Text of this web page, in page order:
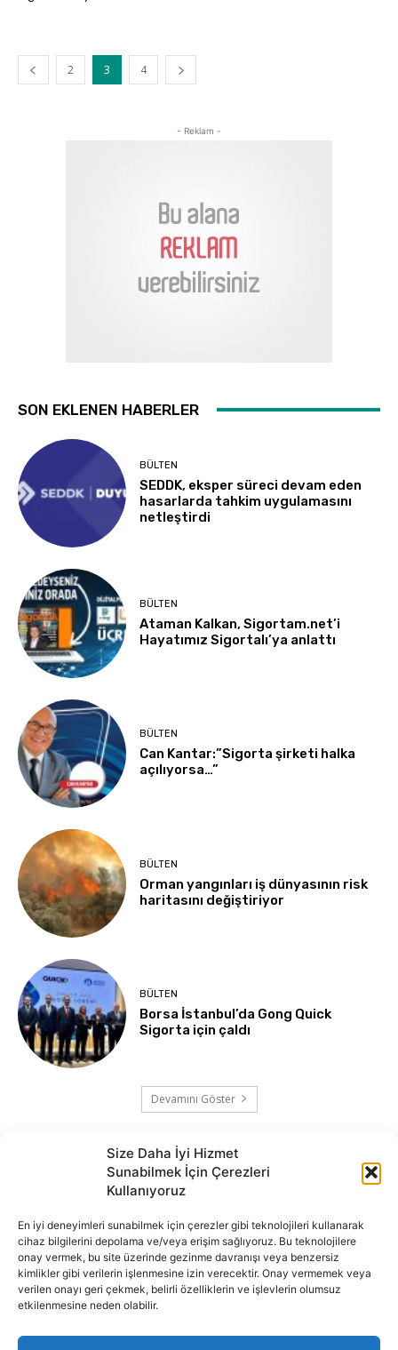
Size Daha İyi Hizmet
Sunabilmek İçin Çerezleri
Kullanıyoruz
En iyi deneyimleri sunabilmek için çerezler gibi teknolojileri kullanarak
cihaz bilgilerini depolama ve/veya erişim sağlıyoruz. Bu teknolojilere
onay vermek, bu site üzerinde gezinme davranışı veya benzersiz
kimlikler gibi verilerin işlenmesine izin verecektir. Onay vermemek veya
verilen onayı geri çekmek, belirli özelliklerin ve işlevlerin olumsuz
etkilenmesine neden olabilir.
2 3 4
- Reklam -
SON EKLENEN HABERLER
BÜLTEN
SEDDK, eksper süreci devam eden
hasarlarda tahkim uygulamasını
netleştirdi
BÜLTEN
Ataman Kalkan, Sigortam.net’i
Hayatımız Sigortalı’ya anlattı
BÜLTEN
Can Kantar:”Sigorta şirketi halka
açılıyorsa…”
BÜLTEN
Orman yangınları iş dünyasının risk
haritasını değiştiriyor
BÜLTEN
Borsa İstanbul’da Gong Quick
Sigorta için çaldı
Devamını Göster
İnternet portalımızda yer alan tüm haber metini, resim ve benzeri
içeriğin hakları Sigortamedya Yayıncılık A.Ş.'ye aittir. Hiçbir şekilde
basılı ya da elektronik bir ortamda, kaynak gösterilse bile izin